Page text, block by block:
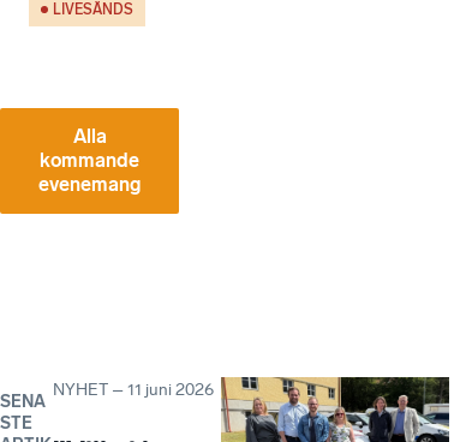
LIVESÄNDS
Alla
kommande
evenemang
SENA
STE
NYHET –11 juni 2026